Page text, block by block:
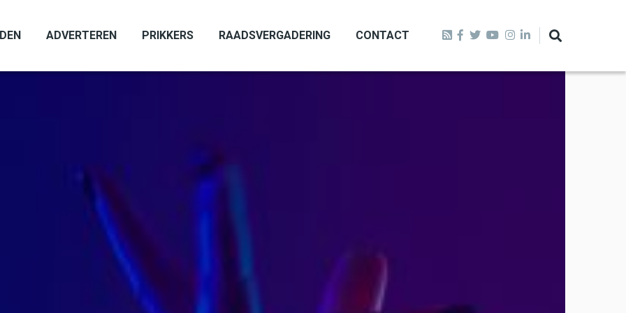
ADVERTEREN PRIKKERS RAADSVERGADERING CONTACT